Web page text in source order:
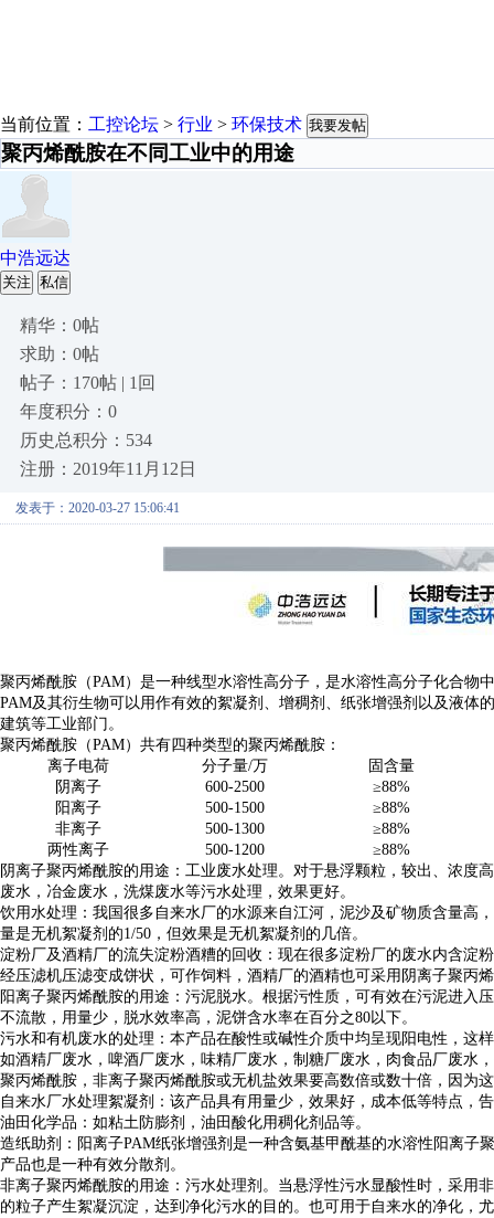
当前位置： 工控论坛 > 行业 > 环保技术 我要发帖
聚丙烯酰胺在不同工业中的用途
中浩远达
关注 私信
精华：0帖
求助：0帖
帖子：170帖 | 1回
年度积分：0
历史总积分：534
注册：2019年11月12日
发表于：2020-03-27 15:06:41
聚丙烯酰胺（PAM）是一种线型水溶性高分子，是水溶性高分子化合物
PAM及其衍生物可以用作有效的絮凝剂、增稠剂、纸张增强剂以及液体
建筑等工业部门。
聚丙烯酰胺（PAM）共有四种类型的聚丙烯酰胺 ：
离子电荷
分子量/万
固含量
阴离子
600-2500 ≥88%
阳离子
500-1500 ≥88%
非离子
500-1300 ≥88%
两性离子
500-1200 ≥88%
阴离子聚丙烯酰胺的用途：工业废水处理。 对于悬浮颗粒，较出、浓度
废水，冶金废水，洗煤废水等污水处理，效果更好。
饮用水处理：我国很多自来水厂的水源来自江河，泥沙及矿物质含量高
量是无机絮凝剂的1/50 ，但效果是无机絮凝剂的几倍。
淀粉厂及酒精厂的流失淀粉酒糟的回收：现在很多淀粉厂的废水内含淀
经压滤机压滤变成饼状，可作饲料，酒精厂的酒精也可采用阴离子聚丙
阳离子聚丙烯酰胺的用途 ： 污泥脱水。 根据污性质 ， 可有效在污泥进入
不流散 ， 用量少 ， 脱水效率高 ， 泥饼含水率在百分之80以下。
污水和有机废水的处理 ： 本产品在酸性或碱性介质中均呈现阳电性 ， 这
如酒精厂废水 ， 啤酒厂废水 ， 味精厂废水 ， 制糖厂废水 ， 肉食品厂废水 ，
聚丙烯酰胺 ， 非离子聚丙烯酰胺或无机盐效果要高数倍或数十倍 ， 因为
自来水厂水处理絮凝剂 ： 该产品具有用量少 ， 效果好 ， 成本低等特点 ，
油田化学品 ： 如粘土防膨剂 ， 油田酸化用稠化剂品等。
造纸助剂 ： 阳离子PAM纸张增强剂是一种含氨基甲酰基的水溶性阳离子
产品也是一种有效分散剂。
非离子聚丙烯酰胺的用途 ： 污水处理剂 。 当悬浮性污水显酸性时 ， 采用
的粒子产生絮凝沉淀 ， 达到净化污水的目的。 也可用于自来水的净化 ，